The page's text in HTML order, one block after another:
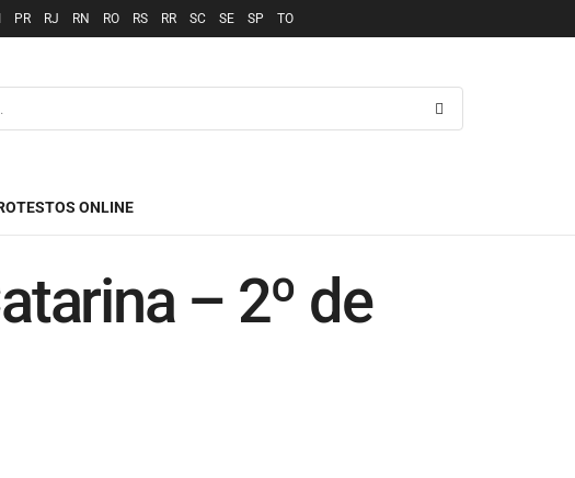
PR RJ RN RO RS RR SC SE SP TO
ONLINE
– 2º de